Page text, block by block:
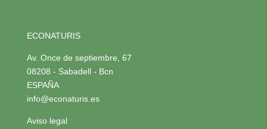
ECONATURIS
Av. Once de septiembre, 67
08208 - Sabadell - Bcn
ESPAÑA
info@econaturis.es
Aviso legal